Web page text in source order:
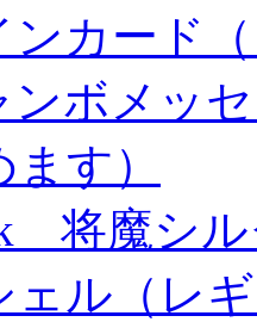
ンカード
ンボメッ
す）
将魔シ
ェル（レ